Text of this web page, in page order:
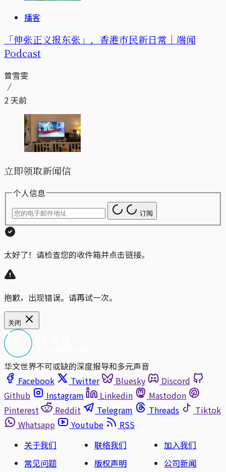
播客
「伸张正义报东张」，香港市民新日常｜端闻
Podcast
曾雪雯
2 天前
立即领取新闻信
个人信息
订阅
太好了！请检查您的收件箱并点击链接。
抱歉，出现错误。请再试一次。
关闭
华文世界不可或缺的深度报导和多元声音
Facebook
Twitter Bluesky
Discord
Github
Instagram Linkedin
Mastodon
Pinterest
Reddit Telegram Threads
Tiktok
Whatsapp
Youtube
RSS
关于我们
联络我们
加入我们
常见问题
版权声明 公司新闻